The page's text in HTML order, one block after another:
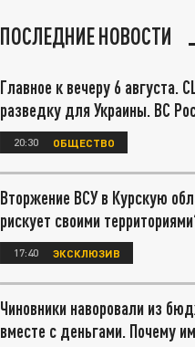
ПОСЛЕДНИЕ НОВОСТИ
Главное к вечеру 6 августа.
разведку для Украины. ВС
20:30 ОБЩЕСТВО
Вторжение ВСУ в Курскую
рискует своими
17:40 ЭКСКЛЮЗИВ
Чиновники наворовали из
вместе с деньгами. Почему